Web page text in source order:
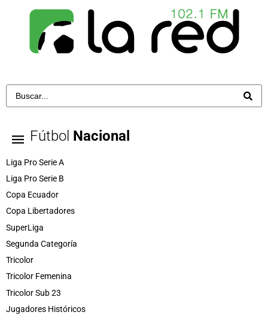
Fútbol Nacional
Liga Pro Serie A
Liga Pro Serie B
Copa Ecuador
Copa Libertadores
SuperLiga
Segunda Categoría
Tricolor
Tricolor Femenina
Tricolor Sub 23
Jugadores Históricos